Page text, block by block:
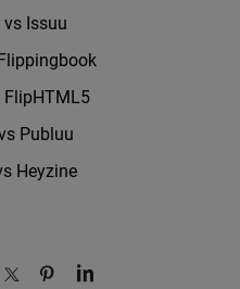
Issuu
FlipHTML5
Publuu
Heyzine